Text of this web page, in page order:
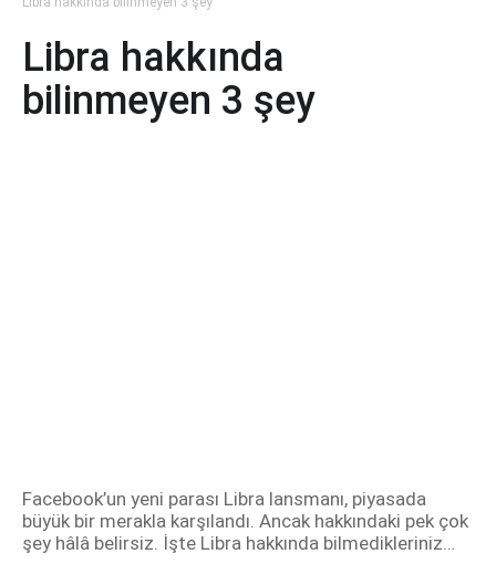
Libra hakkında
bilinmeyen 3 şey
Facebook’un yeni parası Libra lansmanı, piyasada
büyük bir merakla karşılandı. Ancak hakkındaki pek çok
şey hâlâ belirsiz. İşte Libra hakkında bilmedikleriniz…